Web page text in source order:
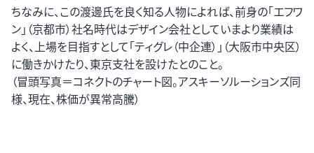
ちなみに、この渡邊氏を良く知る人物によれば、前身の「エフワ
ン」（京都市）社名時代はデザイン会社としていまより業績は
よく、上場を目指すとして「ティグレ（中企連）」（大阪市中央区）
に働きかけたり、東京支社を設けたとのこと。
（冒頭写真＝コネクトのチャート図。アスキーソルーションズ同
様、現在、株価が異常高騰）